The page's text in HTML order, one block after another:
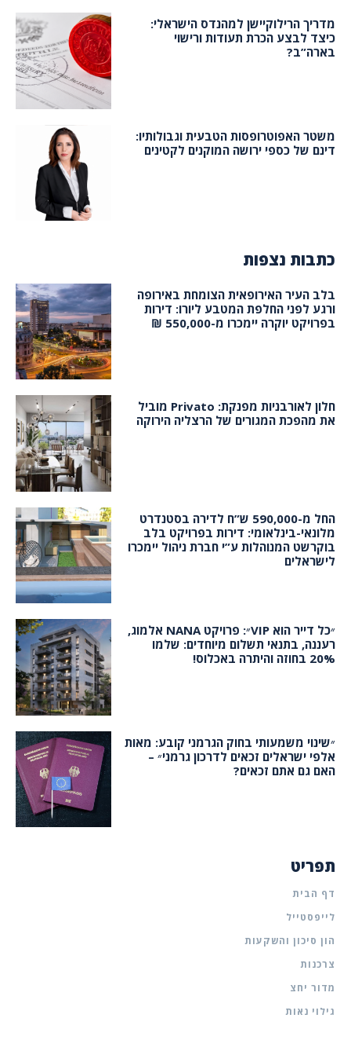
מדריך הרילוקיישן למהנדס הישראלי:
כיצד לבצע הכרת תעודות ורישוי
בארה”ב?
משטר האפוטרופסות הטבעית וגבולותיו:
דינם של כספי ירושה המוקנים לקטינים
כתבות נצפות
בלב העיר האירופאית הצומחת באירופה
ורגע לפני החלפת המטבע ליורו: דירות
בפרויקט יוקרה יימכרו מ-550,000 ₪
חלון לאורבניות מפנקת: Privato מוביל
את מהפכת המגורים של הרצליה הירוקה
החל מ-590,000 ש”ח לדירה בסטנדרט
מלונאי-בינלאומי: דירות בפרויקט בלב
בוקרשט המנוהלות ע”י חברת ניהול יימכרו
לישראלים
״כל דייר הוא VIP״: פרויקט NANA אלמוג,
רעננה, בתנאי תשלום מיוחדים: שלמו
20% בחוזה והיתרה באכלוס!
״שינוי משמעותי בחוק הגרמני קובע: מאות
אלפי ישראלים זכאים לדרכון גרמני״ –
האם גם אתם זכאים?
תפריט
דף הבית
לייפסטייל
הון סיכון והשקעות
צרכנות
מדור יחצ
גילוי נאות